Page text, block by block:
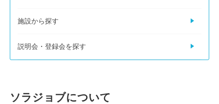
施設から探す
説明会・登録会を探す
ソラジョブについて